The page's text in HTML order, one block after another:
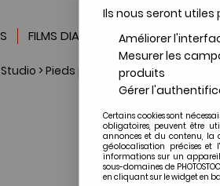
FILMS DIAPOSITIVES SERVICE
>Pieds photos >PIED PHOTO
Ils nous seront utiles
Améliorer
Mesurer les
produits
Gérer
Certains cookies sont
obligatoires, peuvent être
annonces et du contenu, la
géolocalisation précises et
informations sur un
sous-domaines de
en cliquant sur le widget en